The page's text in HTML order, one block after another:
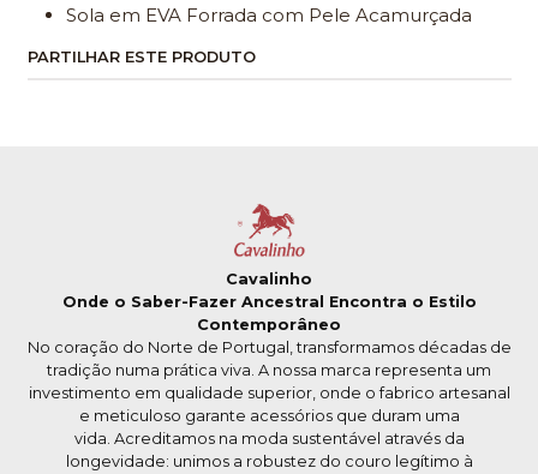
Sola em EVA Forrada com Pele Acamurçada
PARTILHAR ESTE PRODUTO
Cavalinho
Onde o Saber-Fazer Ancestral Encontra o Estilo
Contemporâneo
No coração do Norte de Portugal, transformamos décadas de
tradição numa prática viva. A nossa marca representa um
investimento em qualidade superior, onde o fabrico artesanal
e meticuloso garante acessórios que duram uma
vida. Acreditamos na moda sustentável através da
longevidade: unimos a robustez do couro legítimo à